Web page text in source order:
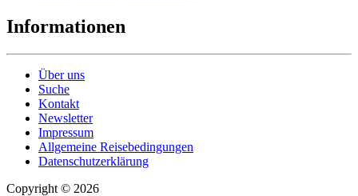
Informationen
Über uns
Suche
Kontakt
Newsletter
Impressum
Allgemeine Reisebedingungen
Datenschutzerklärung
Copyright © 2026